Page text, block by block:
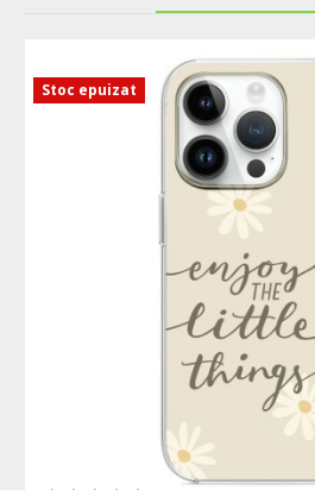
Stoc epuizat